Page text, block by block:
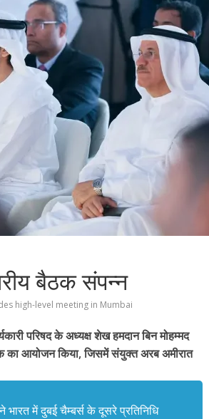
बैठक संपन्न
high-level meeting in Mumbai
परिषद के अध्यक्ष शेख हमदान बिन मोहम्मद
का आयोजन किया, जिसमें संयुक्त अरब अमीरात
में दुबई चैम्बर्स के दूसरे प्रतिनिधि